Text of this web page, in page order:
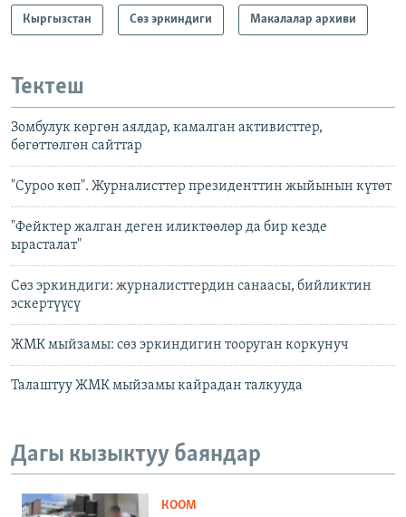
Кыргызстан Сөз эркиндиги Макалалар архиви
Тектеш
Зомбулук көргөн аялдар, камалган активисттер,
бөгөттөлгөн сайттар
"Суроо көп". Журналисттер президенттин жыйынын күтөт
"Фейктер жалган деген иликтөөлөр да бир кезде
ырасталат"
Сөз эркиндиги: журналисттердин санаасы, бийликтин
эскертүүсү
ЖМК мыйзамы: сөз эркиндигин тооруган коркунуч
Талаштуу ЖМК мыйзамы кайрадан талкууда
Дагы кызыктуу баяндар
КООМ